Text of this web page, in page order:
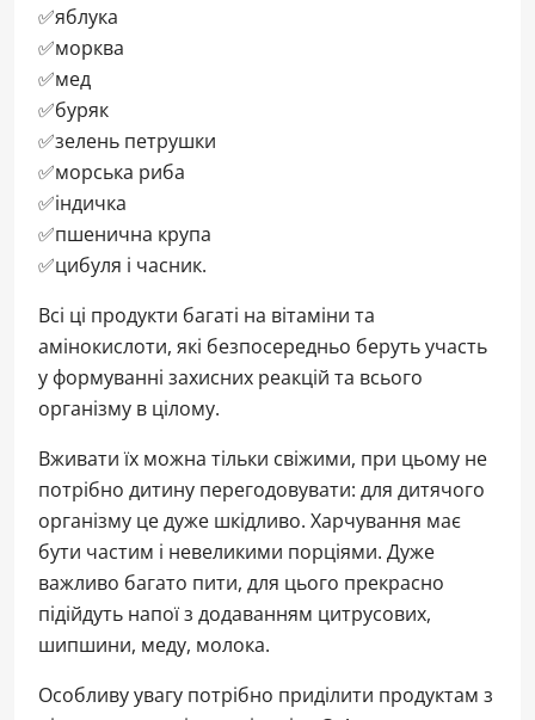
✅яблука
✅морква
✅мед
✅буряк
✅зелень петрушки
✅морська риба
✅індичка
✅пшенична крупа
✅цибуля і часник.
Всі ці продукти багаті на вітаміни та
амінокислоти, які безпосередньо беруть участь
у формуванні захисних реакцій та всього
організму в цілому.
Вживати їх можна тільки свіжими, при цьому не
потрібно дитину перегодовувати: для дитячого
організму це дуже шкідливо. Харчування має
бути частим і невеликими порціями. Дуже
важливо багато пити, для цього прекрасно
підійдуть напої з додаванням цитрусових,
шипшини, меду, молока.
Особливу увагу потрібно приділити продуктам з